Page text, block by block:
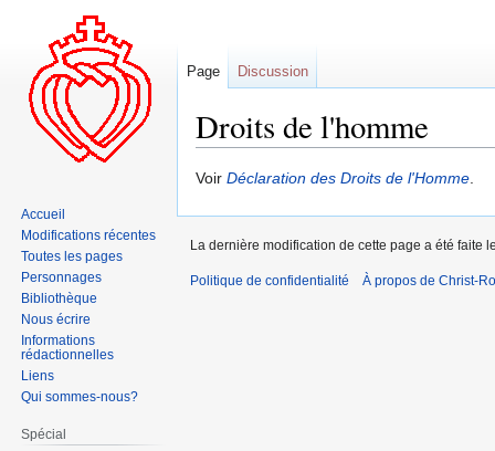
Droits de l'homme
Aller
navigation
Aller
recherche
Voir Déclaration des Droits de l'Homme.
Page Discussion
Accueil
Modifications récentes
Toutes les pages
Personnages
Bibliothèque
Nous écrire
Informations
rédactionnelles
Liens
Qui sommes-nous?
Spécial
La dernière modification de cette page a été faite
Politique de confidentialité À propos de Christ-